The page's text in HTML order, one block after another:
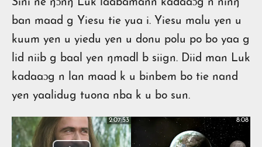
Sini ne ŋɔnŋ Luk laabamann kadaaɔg n ninŋ
ban maad g Yiesu tie yua i. Yiesu malu yen u
kuum yen u yiedu yen u donu polu po bo yaa g
lid niib g baal yen ŋmadl b siign. Diid man Luk
kadaaɔg n lan maad k u binbem bo tie nand
yen yaalidug tuona nba k u bo sun.
2:07:53 8:08